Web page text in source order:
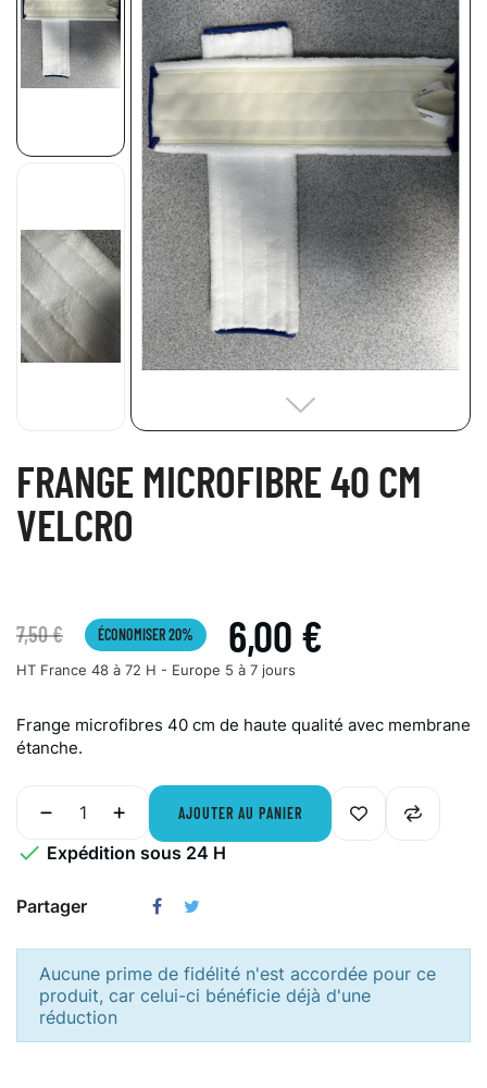
FRANGE MICROFIBRE 40 CM
VELCRO
7,50 € 6,00 €
ÉCONOMISER 20%
HT France 48 à 72 H - Europe 5 à 7 jours
Frange microfibres 40 cm de haute qualité avec membrane
étanche.
AJOUTER AU PANIER
 Expédition sous 24 H
Partager
Aucune prime de fidélité n'est accordée pour ce
produit, car celui-ci bénéficie déjà d'une
réduction